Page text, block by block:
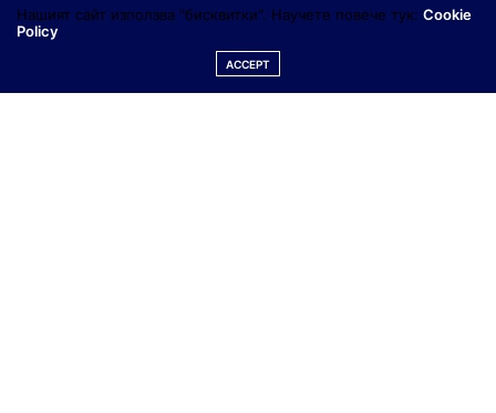
годината или КАК ДА НАРЕЧЕШ ВОДАТА СИ?
Здравей, Добросторнико!
Нашият сайт използва "бисквитки". Научете повече тук: Cookie
Policy
ACCEPT